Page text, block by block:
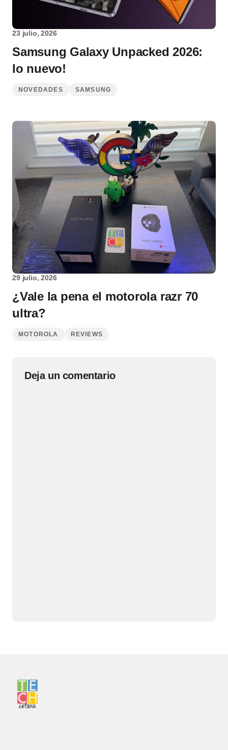
23 julio, 2026
Samsung Galaxy Unpacked 2026:
lo nuevo!
NOVEDADES SAMSUNG
29 julio, 2026
¿Vale la pena el motorola razr 70
ultra?
MOTOROLA REVIEWS
Deja un comentario